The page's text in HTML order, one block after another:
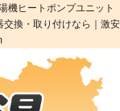
機ヒートポンプユニット
換・取り付けなら｜激安